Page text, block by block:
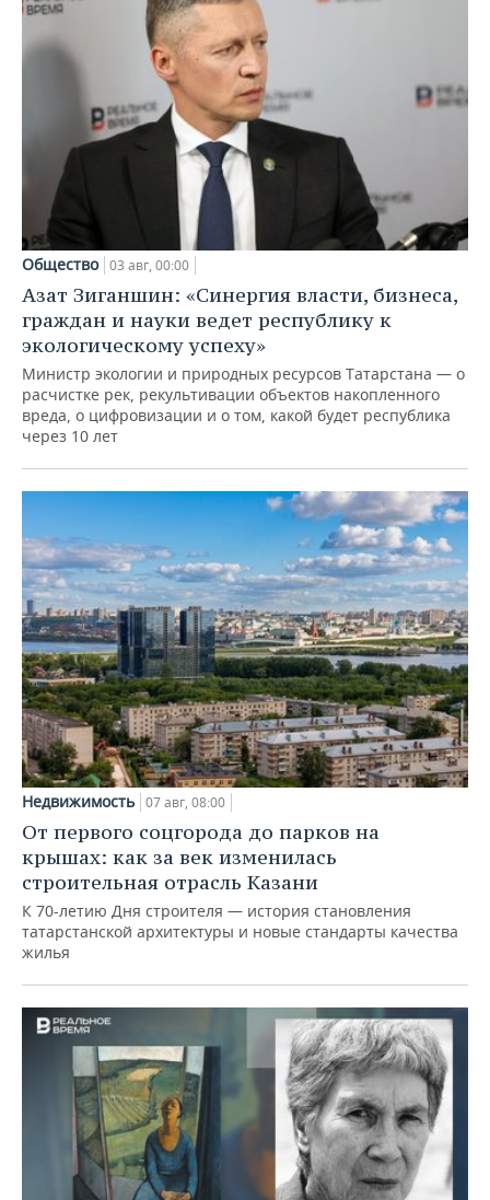
Общество 03 авг, 00:00
Азат Зиганшин: «Синергия власти, бизнеса,
граждан и науки ведет республику к
экологическому успеху»
Министр экологии и природных ресурсов Татарстана — о
расчистке рек, рекультивации объектов накопленного
вреда, о цифровизации и о том, какой будет республика
через 10 лет
Недвижимость 07 авг, 08:00
От первого соцгорода до парков на
крышах: как за век изменилась
строительная отрасль Казани
К 70-летию Дня строителя — история становления
татарстанской архитектуры и новые стандарты качества
жилья